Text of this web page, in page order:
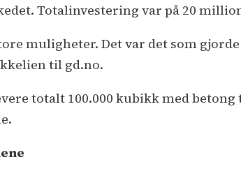
Totalinvestering var på 20
muligheter. Det var det som
til gd.no.
totalt 100.000 kubikk med